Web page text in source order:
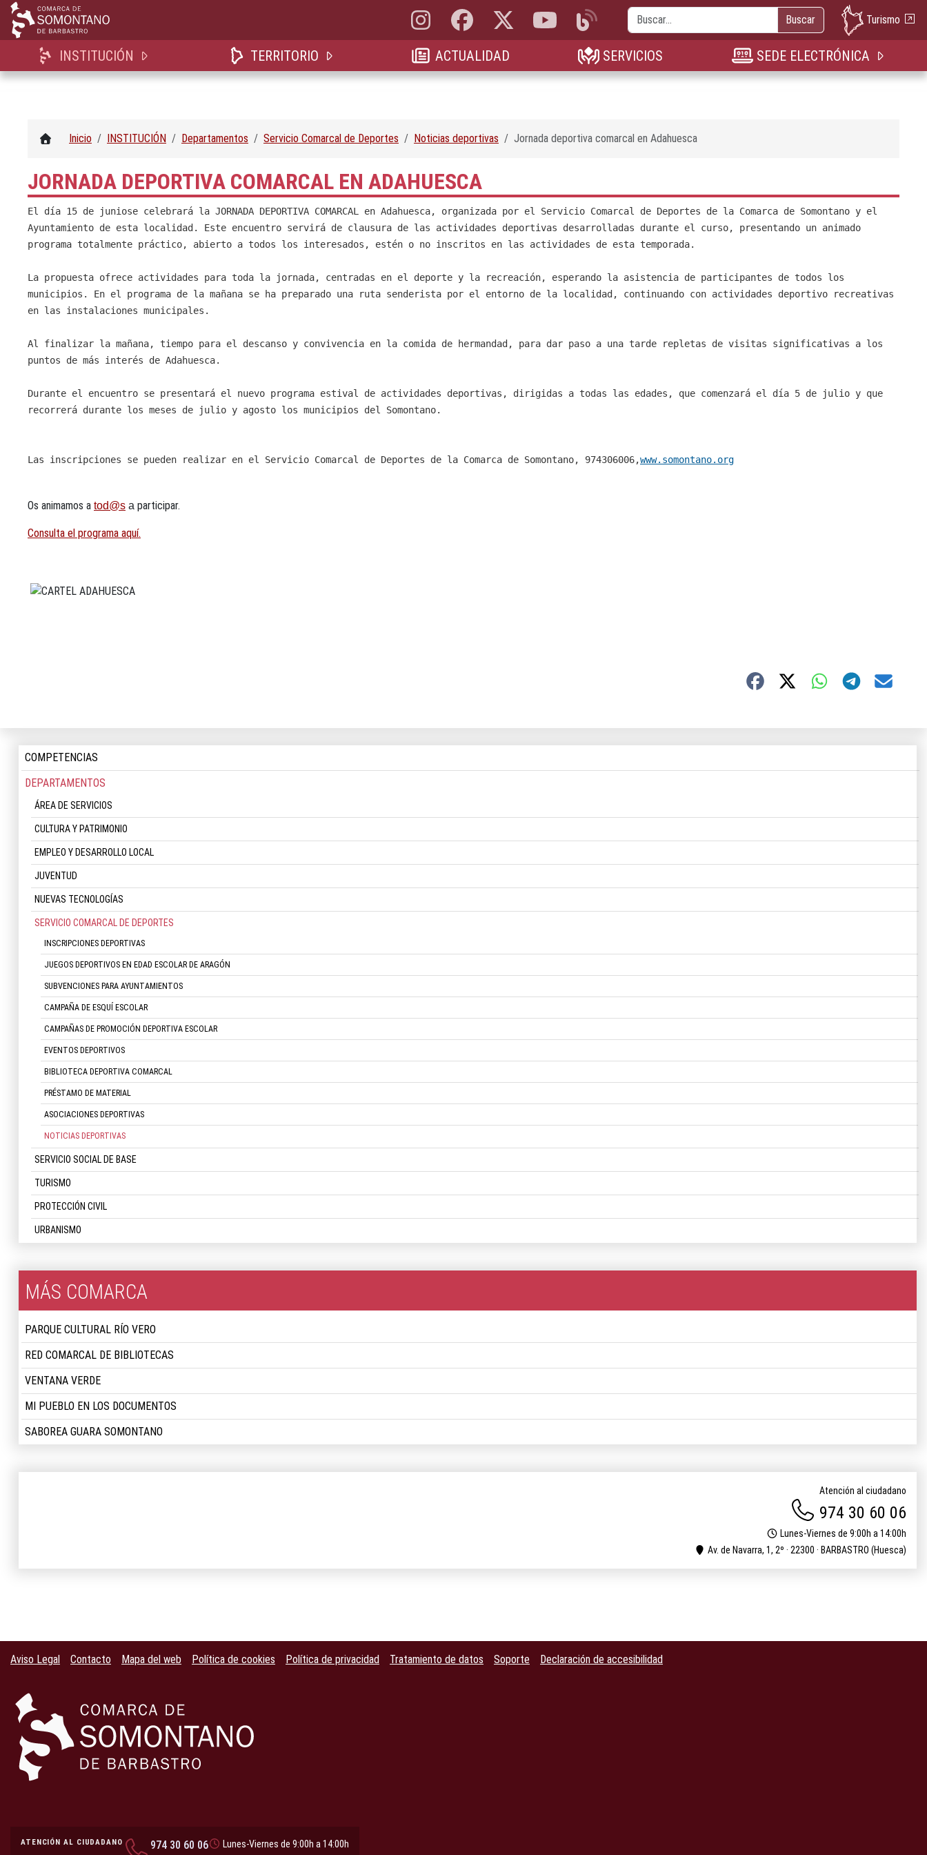
Instagram, abre en nueva pestaña
Facebook, abre en nueva pestaña
X, antes Twitter, abre en nueva pestaña
YouTube, abre en nueva pestaña
Blog, abre en nueva pestaña
Buscar Buscar Turismo
INSTITUCIÓN TERRITORIO ACTUALIDAD SERVICIOS SEDE ELECTRÓNICA
Inicio INSTITUCIÓN Departamentos Servicio Comarcal de Deportes Noticias deportivas Jornada deportiva comarcal en Adahuesca
JORNADA DEPORTIVA COMARCAL EN ADAHUESCA
El día 15 de juniose celebrará la JORNADA DEPORTIVA COMARCAL en Adahuesca, organizada por el Servicio Comarcal de Deportes de la Comarca de Somontano y el
Ayuntamiento de esta localidad. Este encuentro servirá de clausura de las actividades deportivas desarrolladas durante el curso, presentando un animado
programa totalmente práctico, abierto a todos los interesados, estén o no inscritos en las actividades de esta temporada.
La propuesta ofrece actividades para toda la jornada, centradas en el deporte y la recreación, esperando la asistencia de participantes de todos los
municipios. En el programa de la mañana se ha preparado una ruta senderista por el entorno de la localidad, continuando con actividades deportivo recreativas
en las instalaciones municipales.
Al finalizar la mañana, tiempo para el descanso y convivencia en la comida de hermandad, para dar paso a una tarde repletas de visitas significativas a los
puntos de más interés de Adahuesca.
Durante el encuentro se presentará el nuevo programa estival de actividades deportivas, dirigidas a todas las edades, que comenzará el día 5 de julio y que
recorrerá durante los meses de julio y agosto los municipios del Somontano.
Las inscripciones se pueden realizar en el Servicio Comarcal de Deportes de la Comarca de Somontano, 974306006,www.somontano.org
Os animamos a tod@s a participar.
Consulta el programa aquí.
COMPETENCIAS
DEPARTAMENTOS
ÁREA DE SERVICIOS
CULTURA Y PATRIMONIO
EMPLEO Y DESARROLLO LOCAL
JUVENTUD
NUEVAS TECNOLOGÍAS
SERVICIO COMARCAL DE DEPORTES
INSCRIPCIONES DEPORTIVAS
JUEGOS DEPORTIVOS EN EDAD ESCOLAR DE ARAGÓN
SUBVENCIONES PARA AYUNTAMIENTOS
CAMPAÑA DE ESQUÍ ESCOLAR
CAMPAÑAS DE PROMOCIÓN DEPORTIVA ESCOLAR
EVENTOS DEPORTIVOS
BIBLIOTECA DEPORTIVA COMARCAL
PRÉSTAMO DE MATERIAL
ASOCIACIONES DEPORTIVAS
NOTICIAS DEPORTIVAS
SERVICIO SOCIAL DE BASE
TURISMO
PROTECCIÓN CIVIL
URBANISMO
MÁS COMARCA
PARQUE CULTURAL RÍO VERO
RED COMARCAL DE BIBLIOTECAS
VENTANA VERDE
MI PUEBLO EN LOS DOCUMENTOS
SABOREA GUARA SOMONTANO
Atención al ciudadano
974 30 60 06
Lunes-Viernes de 9:00h a 14:00h
Av. de Navarra, 1, 2º · 22300 · BARBASTRO (Huesca)
Aviso Legal Contacto Mapa del web Política de cookies Política de privacidad Tratamiento de datos Soporte Declaración de accesibilidad
ATENCIÓN AL CIUDADANO 974 30 60 06 Lunes-Viernes de 9:00h a 14:00h